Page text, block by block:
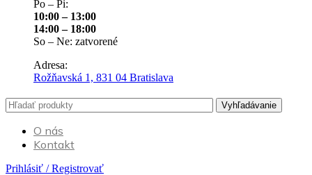
Po – Pi:
10:00 – 13:00
14:00 – 18:00
So – Ne: zatvorené
Adresa:
Rožňavská 1, 831 04 Bratislava
Vyhľadávanie
O nás
Kontakt
Prihlásiť / Registrovať